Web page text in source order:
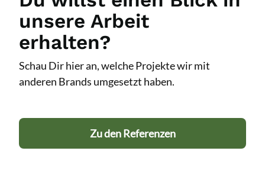
unsere Arbeit
erhalten?
Schau Dir hier an, welche Projekte wir mit
anderen Brands umgesetzt haben.
Zu den Referenzen